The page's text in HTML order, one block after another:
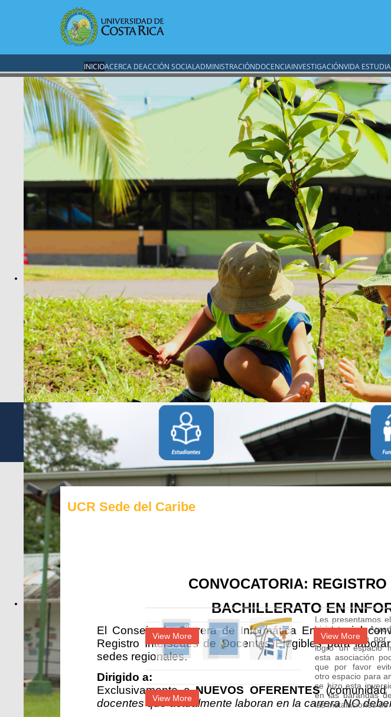
INICIOACERCA DEACCIÓN SOCIALADMINISTRACIÓNDOCENCIAINVESTIGACIÓNVIDA
UCR Sede del Caribe
CONVOCATORIA:
BACHILLERATO EN
El Consejo de Carrera de Informática Empresarial
Registro Intersedes de Docentes Elegibles para
sedes regionales.
Dirigido a:
Exclusivamente aNUEVOS OFERENTES(comunidad
docentes que actualmente laboran en la carrera NO
View More
Les presentamos
bicicletas.
administración
logró un espacio
esta asociación
que por favor
otro espacio para
se hizo esta
en las barandas
las instalaciones de
View More View More